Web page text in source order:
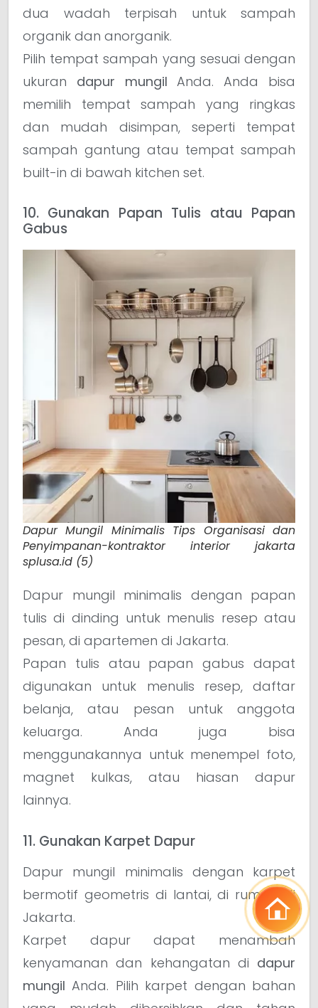
dua wadah terpisah untuk sampah
organik dan anorganik.
Pilih tempat sampah yang sesuai dengan
ukuran dapur mungil Anda. Anda bisa
memilih tempat sampah yang ringkas
dan mudah disimpan, seperti tempat
sampah gantung atau tempat sampah
built-in di bawah kitchen set.
10. Gunakan Papan Tulis atau Papan
Gabus
Dapur Mungil Minimalis Tips Organisasi dan
Penyimpanan-kontraktor interior jakarta
splusa.id (5)
Dapur mungil minimalis dengan papan
tulis di dinding untuk menulis resep atau
pesan, di apartemen di Jakarta.
Papan tulis atau papan gabus dapat
digunakan untuk menulis resep, daftar
belanja, atau pesan untuk anggota
keluarga. Anda juga bisa
menggunakannya untuk menempel foto,
magnet kulkas, atau hiasan dapur
lainnya.
11. Gunakan Karpet Dapur
Dapur mungil minimalis dengan karpet
bermotif geometris di lantai, di rumah di
Jakarta.
Karpet dapur dapat menambah
kenyamanan dan kehangatan di dapur
mungil Anda. Pilih karpet dengan bahan